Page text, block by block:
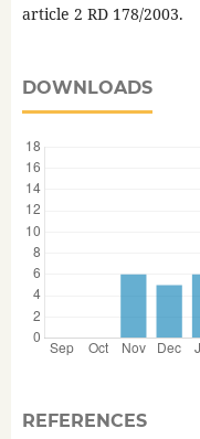
article 2 RD 178/2003.
DOWNLOADS
REFERENCES